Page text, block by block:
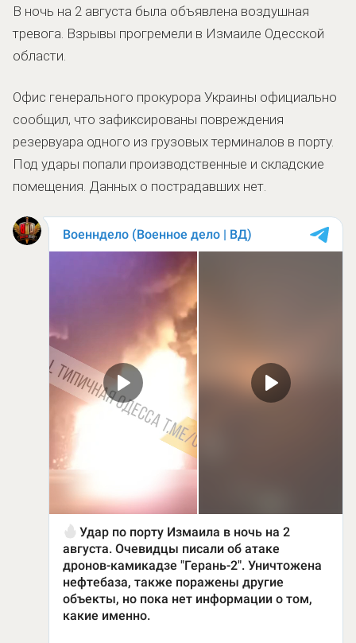
В ночь на 2 августа была объявлена воздушная
тревога. Взрывы прогремели в Измаиле Одесской
области.
Офис генерального прокурора Украины официально
сообщил, что зафиксированы повреждения
резервуара одного из грузовых терминалов в порту.
Под удары попали производственные и складские
помещения. Данных о пострадавших нет.